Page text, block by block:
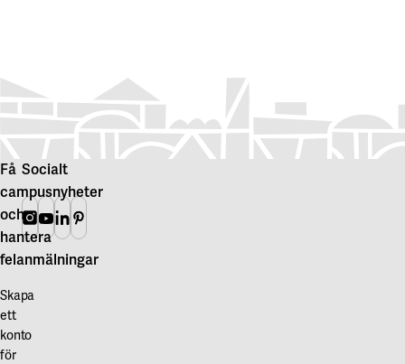
Få
campusnyheter
och
hantera
felanmälningar
Skapa
ett
konto
för
Socialt
Instagram
Youtube
Linkedin
Pinterest